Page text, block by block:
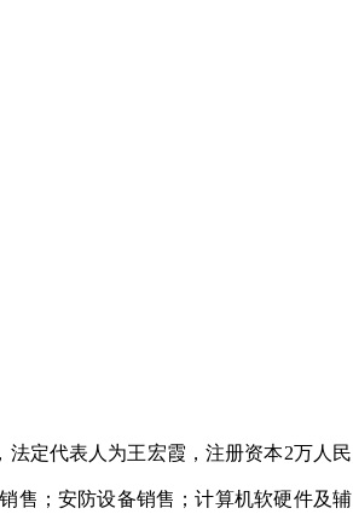
定代表人为王宏霞，注册资本2万人民
售；安防设备销售；计算机软硬件及辅